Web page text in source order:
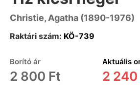
Christie, Agatha (1890-1976)
Raktári szám: KÖ-739
Borító ár
2 800 Ft
Aktuális
2 240